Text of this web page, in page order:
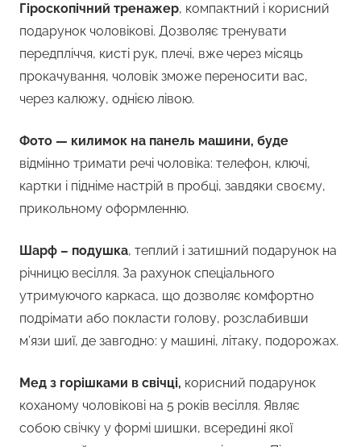
Гіроскопічний тренажер, компактний і корисний
подарунок чоловікові. Дозволяє тренувати
передпліччя, кисті рук, плечі, вже через місяць
прокачування, чоловік зможе переносити вас,
через калюжу, однією лівою.
Фото — килимок на панель машини, буде
відмінно тримати речі чоловіка: телефон, ключі,
картки і підніме настрій в пробці, завдяки своєму,
прикольному оформленню.
Шарф – подушка, теплий і затишний подарунок на
річницю весілля. За рахунок спеціального
утримуючого каркаса, що дозволяє комфортно
подрімати або покласти голову, розслабивши
м’язи шиї, де завгодно: у машині, літаку, подорожах.
Мед з горішками в свічці, корисний подарунок
коханому чоловікові на 5 років весілля. Являє
собою свічку у формі шишки, всередині якої